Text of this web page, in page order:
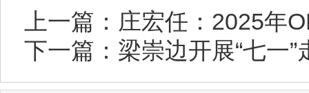
上一篇：庄宏任：2025年
下一篇：梁崇边开展“七一”